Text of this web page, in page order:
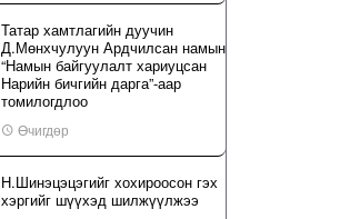
Татар хамтлагийн дуучин
Д.Мөнхчулуун Ардчилсан намын
“Намын байгуулалт хариуцсан
Нарийн бичгийн дарга”-аар
томилогдлоо
Өчигдөр
Н.Шинэцэцэгийг хохироосон гэх
хэргийг шүүхэд шилжүүлжээ